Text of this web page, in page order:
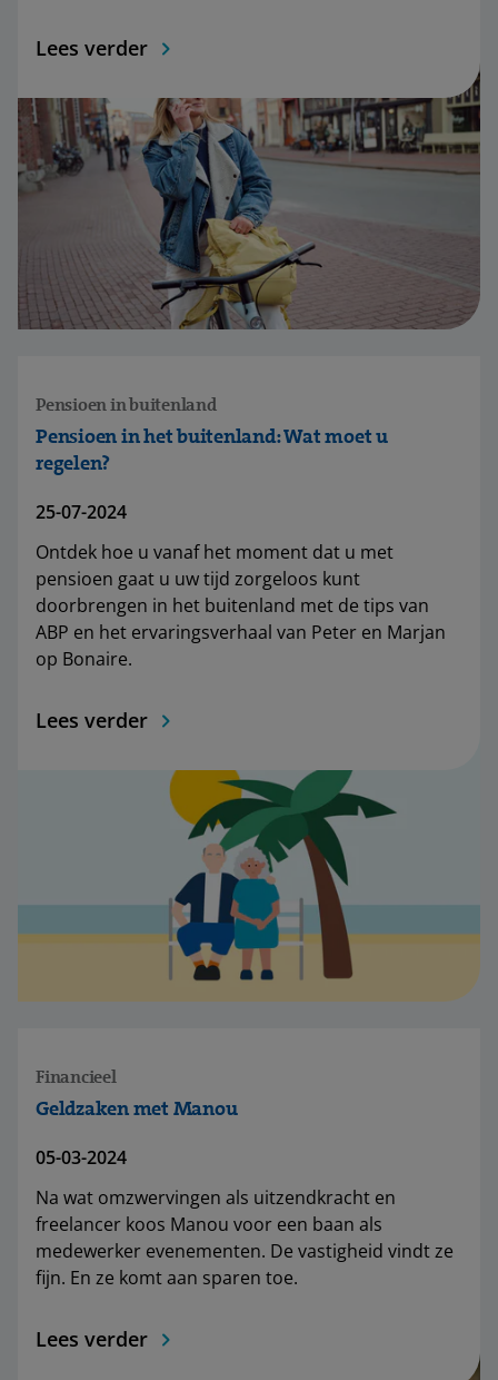
Lees verder
Pensioen in het buitenland: Wat moet u
regelen?
Pensioen in buitenland
25-07-2024
Ontdek hoe u vanaf het moment dat u met
pensioen gaat u uw tijd zorgeloos kunt
doorbrengen in het buitenland met de tips van
ABP en het ervaringsverhaal van Peter en Marjan
op Bonaire.
Lees verder
Geldzaken met Manou
Financieel
05-03-2024
Na wat omzwervingen als uitzendkracht en
freelancer koos Manou voor een baan als
medewerker evenementen. De vastigheid vindt ze
fijn. En ze komt aan sparen toe.
Lees verder